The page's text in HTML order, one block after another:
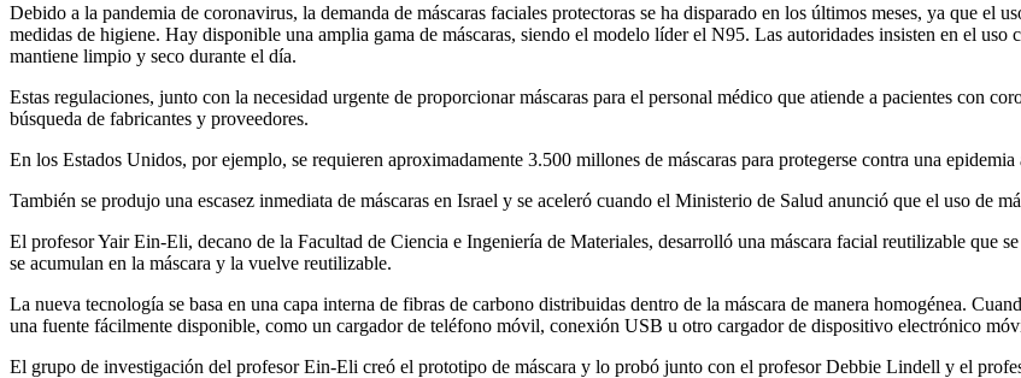
Debido a la pandemia de coronavirus, la demanda de máscaras faciales protectoras se ha disparado en los últimos meses, ya que el
medidas de higiene. Hay disponible una amplia gama de máscaras, siendo el modelo líder el N95. Las autoridades insisten en el
mantiene limpio y seco durante el día.
Estas regulaciones, junto con la necesidad urgente de proporcionar máscaras para el personal médico que atiende a pacientes con
búsqueda de fabricantes y proveedores.
En los Estados Unidos, por ejemplo, se requieren aproximadamente 3.500 millones de máscaras para protegerse contra una
También se produjo una escasez inmediata de máscaras en Israel y se aceleró cuando el Ministerio de Salud anunció que el uso de
El profesor Yair Ein-Eli, decano de la Facultad de Ciencia e Ingeniería de Materiales, desarrolló una máscara facial reutilizable que
se acumulan en la máscara y la vuelve reutilizable.
La nueva tecnología se basa en una capa interna de fibras de carbono distribuidas dentro de la máscara de manera homogénea.
una fuente fácilmente disponible, como un cargador de teléfono móvil, conexión USB u otro cargador de dispositivo electrónico
El grupo de investigación del profesor Ein-Eli creó el prototipo de máscara y lo probó junto con el profesor Debbie Lindell y el